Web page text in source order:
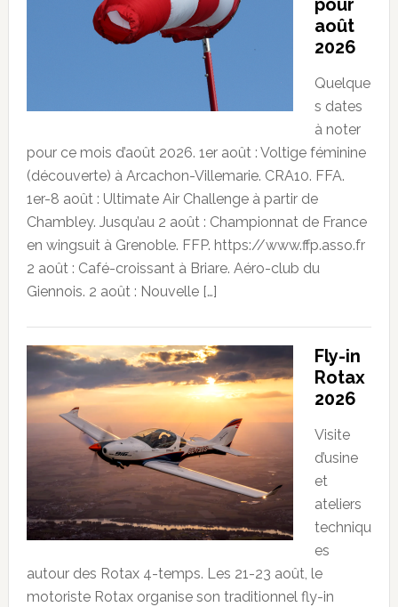
pour
août
2026
Quelque
s dates
à noter
pour ce mois d’août 2026. 1er août : Voltige féminine
(découverte) à Arcachon-Villemarie. CRA10. FFA.
1er-8 août : Ultimate Air Challenge à partir de
Chambley. Jusqu’au 2 août : Championnat de France
en wingsuit à Grenoble. FFP. https://www.ffp.asso.fr
2 août : Café-croissant à Briare. Aéro-club du
Giennois. 2 août : Nouvelle […]
Fly-in
Rotax
2026
Visite
d’usine
et
ateliers
techniqu
es
autour des Rotax 4-temps. Les 21-23 août, le
motoriste Rotax organise son traditionnel fly-in